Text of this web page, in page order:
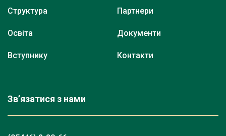
Структура
Освіта
Вступнику
Партнери
Документи
Контакти
Зв’язатися з нами